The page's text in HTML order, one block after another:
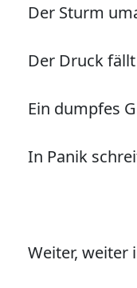
Der Sturm
Der Druck
Ein dumpfes
In Panik
Weiter, weiter